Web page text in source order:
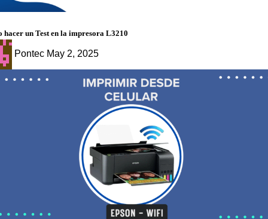
hacer un Test en la impresora L3210
Pontec May 2, 2025